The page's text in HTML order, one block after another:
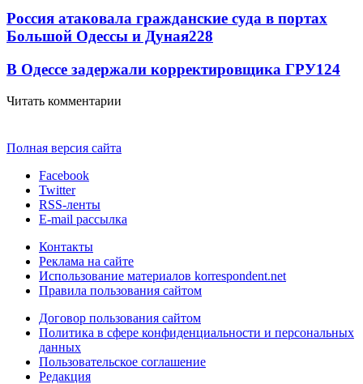
Россия атаковала гражданские суда в портах
Большой Одессы и Дуная228
В Одессе задержали корректировщика ГРУ124
Читать комментарии
Полная версия сайта
Facebook
Twitter
RSS-ленты
E-mail рассылка
Контакты
Реклама на сайте
Использование материалов korrespondent.net
Правила пользования сайтом
Договор пользования сайтом
Политика в сфере конфиденциальности и персональных
данных
Пользовательское соглашение
Редакция